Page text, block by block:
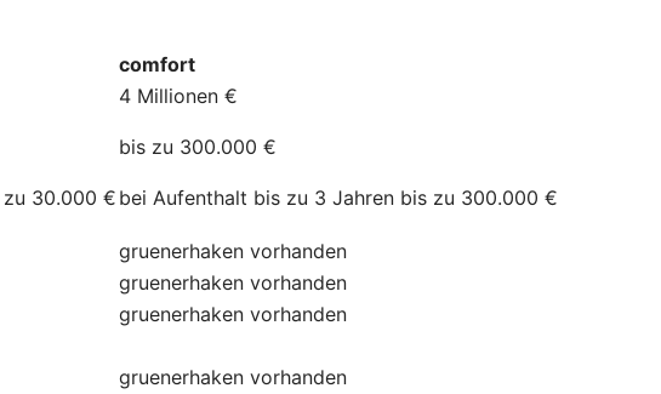
comfort
4 Millionen €
bis zu 300.000 €
30.000 €bei Aufenthalt bis zu 3 Jahren bis zu 300.000 €
gruenerhaken vorhanden
gruenerhaken vorhanden
gruenerhaken vorhanden
gruenerhaken vorhanden